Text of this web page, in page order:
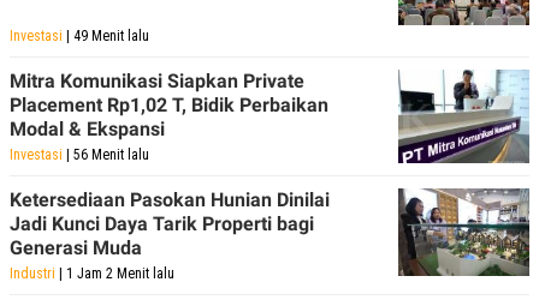
Investasi | 49 Menit lalu
Mitra Komunikasi Siapkan Private
Placement Rp1,02 T, Bidik Perbaikan
Modal & Ekspansi
Investasi | 56 Menit lalu
Ketersediaan Pasokan Hunian Dinilai
Jadi Kunci Daya Tarik Properti bagi
Generasi Muda
Industri | 1 Jam 2 Menit lalu